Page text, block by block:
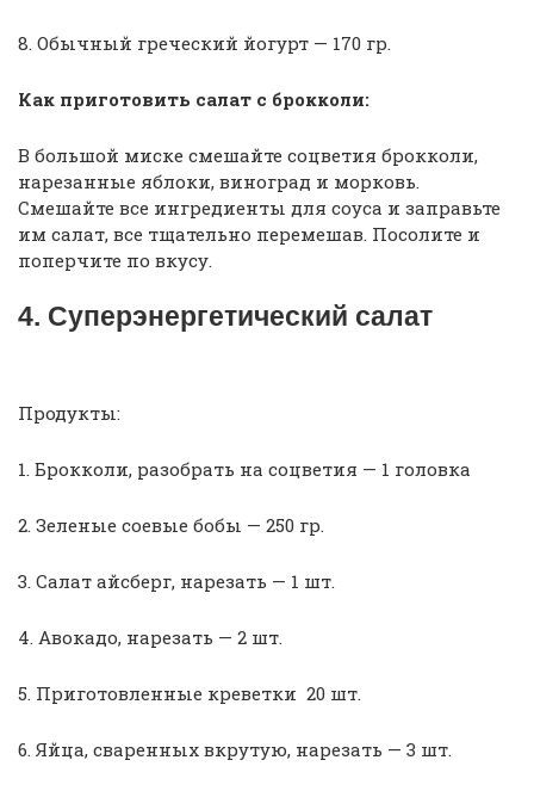
8. Обычный греческий йогурт — 170 гр.
Как приготовить салат с брокколи:
В большой миске смешайте соцветия брокколи,
нарезанные яблоки, виноград и морковь.
Смешайте все ингредиенты для соуса и заправьте
им салат, все тщательно перемешав. Посолите и
поперчите по вкусу.
4. Суперэнергетический салат
Продукты:
1. Брокколи, разобрать на соцветия — 1 головка
2. Зеленые соевые бобы — 250 гр.
3. Салат айсберг, нарезать — 1 шт.
4. Авокадо, нарезать — 2 шт.
5. Приготовленные креветки 20 шт.
6. Яйца, сваренных вкрутую, нарезать — 3 шт.